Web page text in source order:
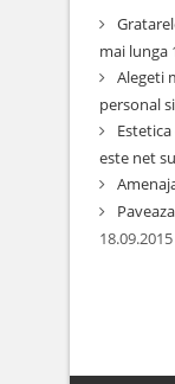
mai lunga
Alegeti
personal
este net
18.09.2015